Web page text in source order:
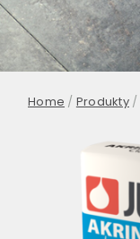
Home / Produkty/